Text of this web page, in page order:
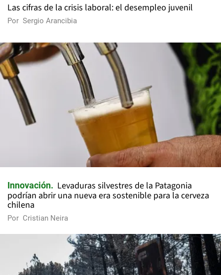
Las cifras de la crisis laboral: el desempleo juvenil
Por Sergio Arancibia
Innovación
Levaduras silvestres de la Patagonia
podrían abrir una nueva era sostenible para la cerveza
chilena
Por Cristian Neira